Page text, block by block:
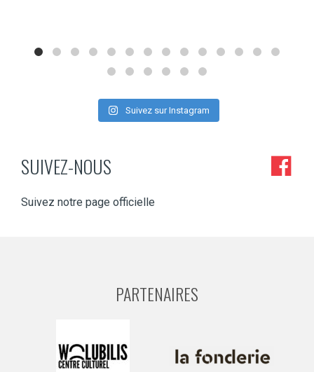
Suivez sur Instagram
SUIVEZ-NOUS
Suivez notre page officielle
PARTENAIRES